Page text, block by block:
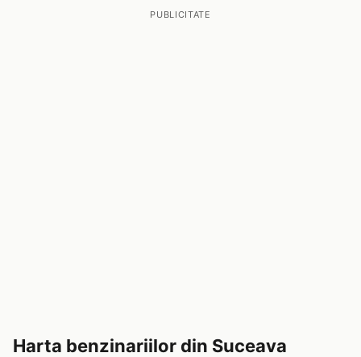
PUBLICITATE
Harta benzinariilor din Suceava